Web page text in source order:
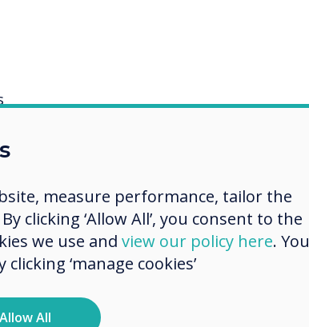
measure performance, tailor the
clicking ‘Allow All’, you consent to the
we use and view our policy here. You
‘manage cookies’
Allow All